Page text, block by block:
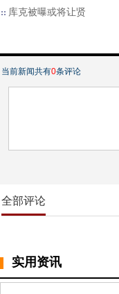
库克被曝或将让贤
当前新闻共有0条评论
全部评论
实用资讯